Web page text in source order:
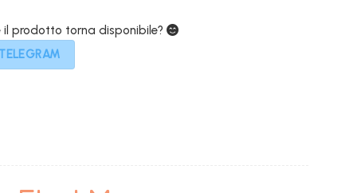
il prodotto torna disponibile?